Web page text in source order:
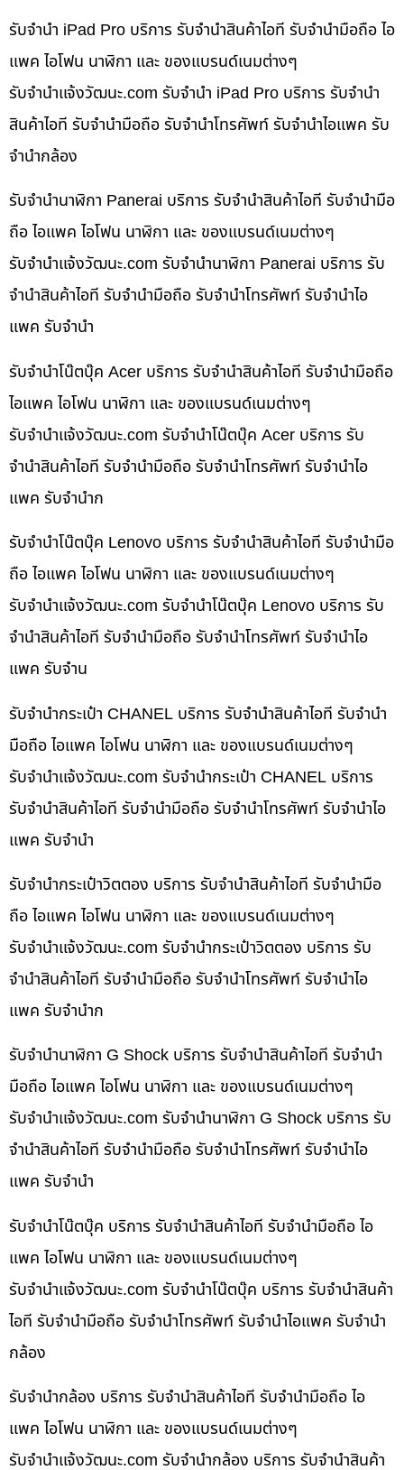
รับจำนำ iPad Pro บริการ รับจำนำสินค้าไอที รับจำนำมือถือ ไอ
แพค ไอโฟน นาฬิกา และ ของแบรนด์เนมต่างๆ
รับจํานําแจ้งวัฒนะ.com รับจำนำ iPad Pro บริการ รับจำนำ
สินค้าไอที รับจำนำมือถือ รับจำนำโทรศัพท์ รับจำนำไอแพค รับ
จำนำกล้อง
รับจำนำนาฬิกา Panerai บริการ รับจำนำสินค้าไอที รับจำนำมือ
ถือ ไอแพค ไอโฟน นาฬิกา และ ของแบรนด์เนมต่างๆ
รับจํานําแจ้งวัฒนะ.com รับจำนำนาฬิกา Panerai บริการ รับ
จำนำสินค้าไอที รับจำนำมือถือ รับจำนำโทรศัพท์ รับจำนำไอ
แพค รับจำนำ
รับจำนำโน๊ตบุ๊ค Acer บริการ รับจำนำสินค้าไอที รับจำนำมือถือ
ไอแพค ไอโฟน นาฬิกา และ ของแบรนด์เนมต่างๆ
รับจํานําแจ้งวัฒนะ.com รับจำนำโน๊ตบุ๊ค Acer บริการ รับ
จำนำสินค้าไอที รับจำนำมือถือ รับจำนำโทรศัพท์ รับจำนำไอ
แพค รับจำนำก
รับจำนำโน๊ตบุ๊ค Lenovo บริการ รับจำนำสินค้าไอที รับจำนำมือ
ถือ ไอแพค ไอโฟน นาฬิกา และ ของแบรนด์เนมต่างๆ
รับจํานําแจ้งวัฒนะ.com รับจำนำโน๊ตบุ๊ค Lenovo บริการ รับ
จำนำสินค้าไอที รับจำนำมือถือ รับจำนำโทรศัพท์ รับจำนำไอ
แพค รับจำน
รับจำนำกระเป๋า CHANEL บริการ รับจำนำสินค้าไอที รับจำนำ
มือถือ ไอแพค ไอโฟน นาฬิกา และ ของแบรนด์เนมต่างๆ
รับจํานําแจ้งวัฒนะ.com รับจำนำกระเป๋า CHANEL บริการ
รับจำนำสินค้าไอที รับจำนำมือถือ รับจำนำโทรศัพท์ รับจำนำไอ
แพค รับจำนำ
รับจำนำกระเป๋าวิตตอง บริการ รับจำนำสินค้าไอที รับจำนำมือ
ถือ ไอแพค ไอโฟน นาฬิกา และ ของแบรนด์เนมต่างๆ
รับจํานําแจ้งวัฒนะ.com รับจำนำกระเป๋าวิตตอง บริการ รับ
จำนำสินค้าไอที รับจำนำมือถือ รับจำนำโทรศัพท์ รับจำนำไอ
แพค รับจำนำก
รับจำนำนาฬิกา G Shock บริการ รับจำนำสินค้าไอที รับจำนำ
มือถือ ไอแพค ไอโฟน นาฬิกา และ ของแบรนด์เนมต่างๆ
รับจํานําแจ้งวัฒนะ.com รับจำนำนาฬิกา G Shock บริการ รับ
จำนำสินค้าไอที รับจำนำมือถือ รับจำนำโทรศัพท์ รับจำนำไอ
แพค รับจำนำ
รับจำนำโน๊ตบุ๊ค บริการ รับจำนำสินค้าไอที รับจำนำมือถือ ไอ
แพค ไอโฟน นาฬิกา และ ของแบรนด์เนมต่างๆ
รับจํานําแจ้งวัฒนะ.com รับจำนำโน๊ตบุ๊ค บริการ รับจำนำสินค้า
ไอที รับจำนำมือถือ รับจำนำโทรศัพท์ รับจำนำไอแพค รับจำนำ
กล้อง
รับจำนำกล้อง บริการ รับจำนำสินค้าไอที รับจำนำมือถือ ไอ
แพค ไอโฟน นาฬิกา และ ของแบรนด์เนมต่างๆ
รับจํานําแจ้งวัฒนะ.com รับจำนำกล้อง บริการ รับจำนำสินค้า